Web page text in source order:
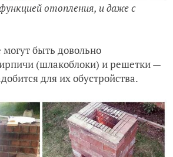
отопления, и даже с
быть довольно
(шлакоблоки) и решетки —
для их обустройства.